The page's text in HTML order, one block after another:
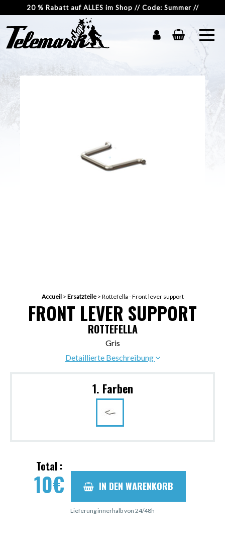
20 % Rabatt auf ALLES im Shop // Code: Summer //
Accueil> Ersatzteile> Rottefella - Front lever support
FRONT LEVER SUPPORT
ROTTEFELLA
Gris
Detaillierte Beschreibung
1. Farben
Total :
10€ IN DEN WARENKORB
Lieferung innerhalb von 24/48h